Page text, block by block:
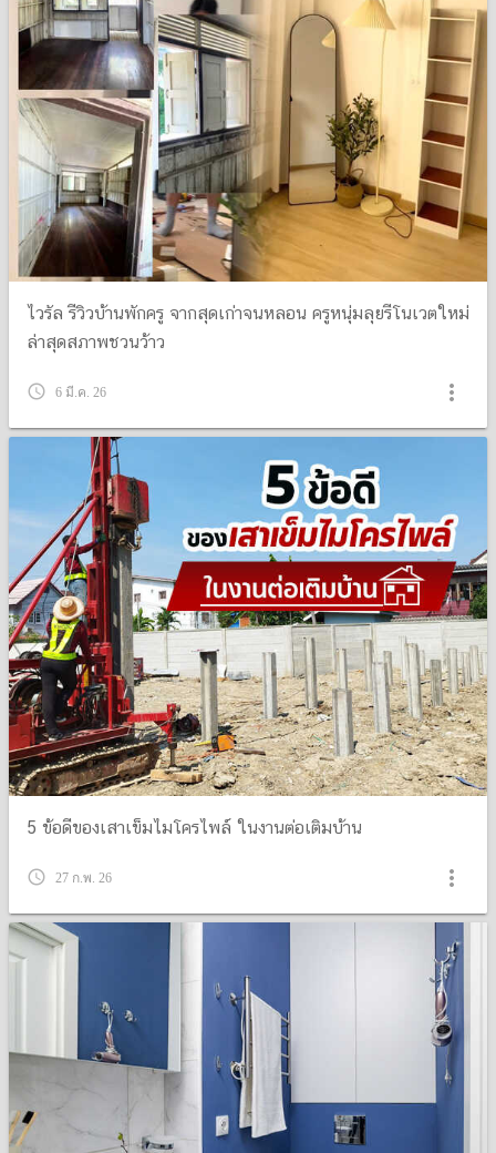
ไวรัล รีวิวบ้านพักครู จากสุดเก่าจนหลอน ครูหนุ่มลุยรีโนเวตใหม่
ล่าสุดสภาพชวนว้าว
query_builder 6 มี.ค. 26 more_vert
5 ข้อดีของเสาเข็มไมโครไพล์ ในงานต่อเติมบ้าน
query_builder 27 ก.พ. 26 more_vert